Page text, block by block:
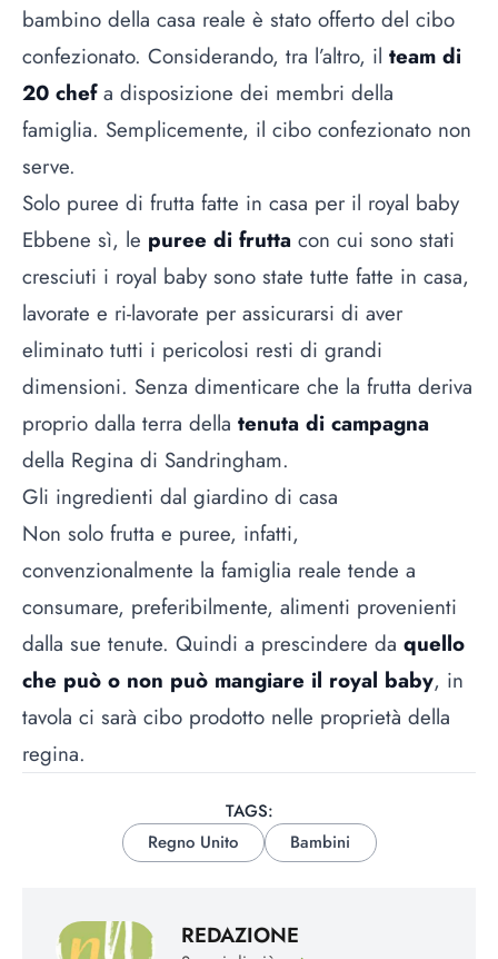
bambino della casa reale è stato offerto del cibo
confezionato. Considerando, tra l’altro, il team di
20 chefa disposizione dei membri della
famiglia. Semplicemente, il cibo confezionato non
serve.
Solo puree di frutta fatte in casa per il royal baby
Ebbene sì, le puree di frutta con cui sono stati
cresciuti i royal baby sono state tutte fatte in casa,
lavorate e ri-lavorate per assicurarsi di aver
eliminato tutti i pericolosi resti di grandi
dimensioni. Senza dimenticare che la frutta deriva
proprio dalla terra della tenuta di campagna
della Regina di Sandringham.
Gli ingredienti dal giardino di casa
Non solo frutta e puree, infatti,
convenzionalmente la famiglia reale tende a
consumare, preferibilmente, alimenti provenienti
dalla sue tenute. Quindi a prescindere da quello
che può o non può mangiare il royal baby, in
tavola ci sarà cibo prodotto nelle proprietà della
regina.
TAGS:
Regno Unito
Bambini
REDAZIONE